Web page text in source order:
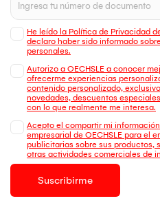
He leído la Política de Privacidad
declaro haber sido informado
personales.
Autorizo a OECHSLE a conocer
ofrecerme experiencias
contenido personalizado,
novedades, descuentos
con lo que realmente me interesa.
Acepto el compartir mi
empresarial de OECHSLE para el
publicitarias sobre sus productos,
otras actividades comerciales de
Suscribirme